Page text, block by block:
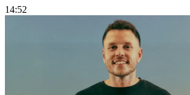
14:52